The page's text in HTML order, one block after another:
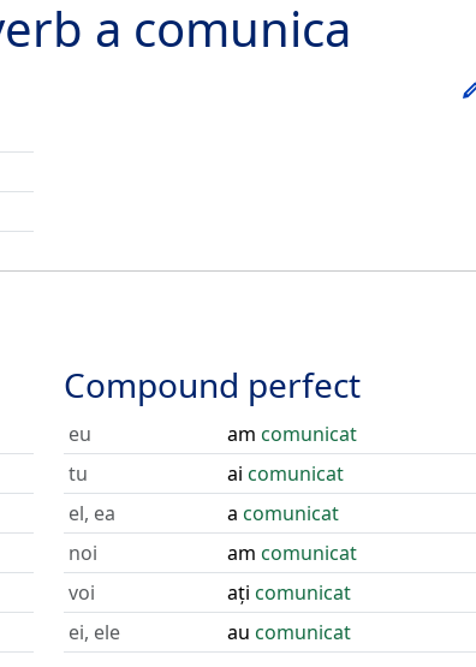
a comunica
Compound perfect
eu am comunicat
tu
ai comunicat
el, ea
a comunicat
noi
am comunicat
voi
ați comunicat
ei, ele
au comunicat